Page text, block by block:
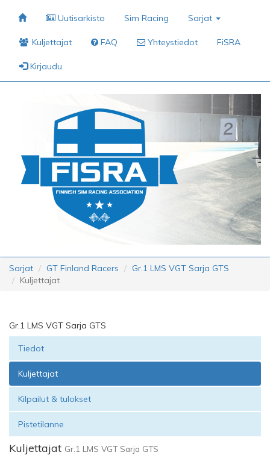
Uutisarkisto Sim Racing Sarjat
Kuljettajat FAQ Yhteystiedot FiSRA
Kirjaudu
Sarjat GT Finland Racers
Gr.1 LMS VGT Sarja GTS
Kuljettajat
Gr.1 LMS VGT Sarja GTS
Tiedot
Kuljettajat
Kilpailut & tulokset
Pistetilanne
Kuljettajat Gr.1 LMS VGT Sarja GTS